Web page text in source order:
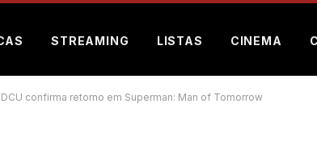
STREAMING LISTAS CINEMA
confirma retorno em Superman: Man of Tomorrow